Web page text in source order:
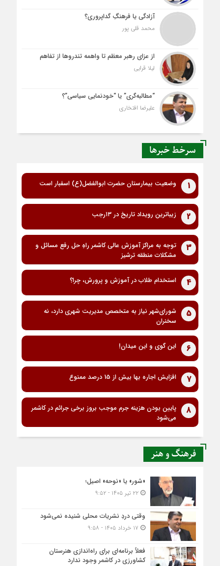
آزادگی یا فرهنگِ گداپروری؟
محمد قلی پور
از عزای رهبر معظم تا واهمه تندروها از تفاهم
لیلا قرایی
“مطالبه‌گری” یا “خودنمایی سیاسی”؟
علیرضا افتخاری
سرخط خبرها
1 وضعیت بیمارستان حضرت ابوالفضل(ع) اسفبار است
2 زیباترین رویداد تاریخ در ۱۳رجب
3
توجه به مراکز آموزش عالی کاشمر راهِ حل رفع مسائل و
مشکلات منطقه ترشیز
4 استخدام طلاب در آموزش و پرورش، چرا؟
5
شورای‌شهر نیاز به متخصص مدیریت شهری دارد، نه
سخنران
6 این گوی و این میدان!
7 افزایش اجاره بها بیش از 15 درصد ممنوع
8
پایین بودن هزینه جرم موجب بروز برخی جرائم در کاشمر
می‌شود
فرهنگ و هنر
«شور» یا «نوحه» اصیل؛
۲۲ تیر ۱۴۰۵ - ۹:۵۲
وقتی دردِ نشریات محلی شنیده نمی‌شود
فعلاً برنامه‌ای برای راه‌اندازی هنرستان
کشاورزی در کاشمر وجود ندارد